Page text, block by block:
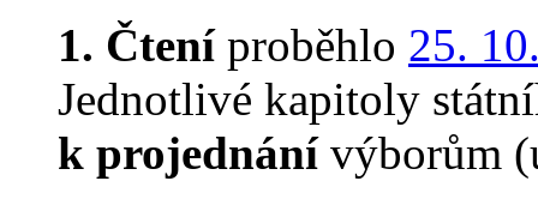
1. Čteníproběhlo 25.
Jednotlivé kapitoly
k projednánívýborům